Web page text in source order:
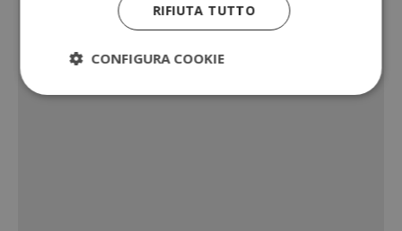
RIFIUTA TUTTO
CONFIGURA COOKIE